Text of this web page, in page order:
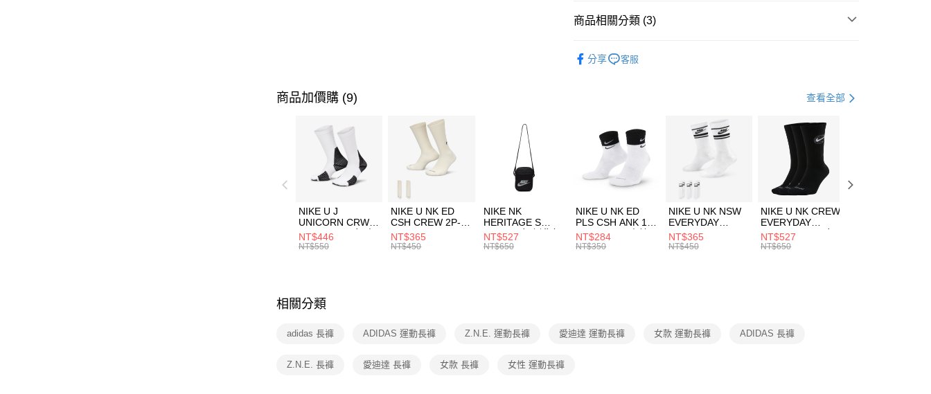
聯邦商業銀行
台新國際商業銀行
【關於「AFTEE先享後付」】
３．安心：先確認商品／服務後，再付款。
【「AFTEE先享後付」結帳流程】
１．於結帳方式選擇「AFTEE先享後付」後，將跳轉至「AFTEE先享後
付」結帳頁面，進行簡訊認證並確認金額後，即可完成結帳。
２．訂單成立數日內，您將收到繳費通知簡訊。
３．收到繳費通知簡訊後14天內，點擊此簡訊中的連結，可透過四大超商
／ATM／網路銀行／等多元方式進行付款，方視為交易完成。
※ 請注意：結帳手續完成當下不需立刻繳費，但若您需要取消訂單，請聯
絡購買商品的店家。未經商家同意取消之訂單仍視為有效，需透過AFTEE
先享後付繳納相關費用。
交易，需依本服務之必要範圍內提供個人資料，並將交易相關給付款項請
每筆NT$100，滿NT$1,500(含以上)免運費
每筆NT$100，滿NT$1,500(含以上)免運費
付款後門市自取
每筆NT$100，滿NT$1,500(含以上)免運費
商品相關分類 (3)
分享 客服
商品加價購 (9) 查看全部
NIKE U J
UNICORN CRW
1PR -160 男女 中
統襪 FZ3393100
NT$446
NT$550
NIKE U NK ED
CSH CREW 2P-
144 EMBRDY 男
女 短統襪
NT$365
NT$450
NIKE NK
HERITAGE S
SMIT 男女 側背包
BA5871010
NT$527
NT$650
NIKE U NK ED
PLS CSH ANK 1P
144 DBL 男 中統
襪 DH4058104
NT$284
NT$350
NIKE U NK NSW
EVERYDAY
ESSENTIAL CR
男女 短統襪
NT$365
NT$450
NIKE U NK CREW
EVERYDAY
BBALL 3PR 男女
長統襪
NT$527
NT$650
相關分類
adidas 長褲 ADIDAS 運動長褲 Z.N.E. 運動長褲 愛迪達 運動長褲 女款 運動長褲 ADIDAS 長褲
Z.N.E. 長褲 愛迪達 長褲 女款 長褲 女性 運動長褲